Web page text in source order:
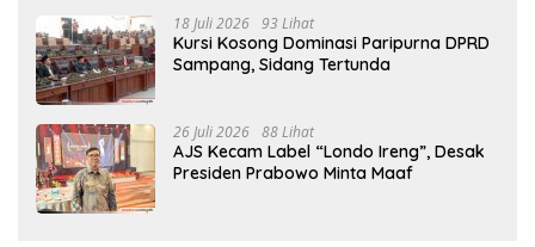
18 Juli 2026 93 Lihat
Kursi Kosong Dominasi Paripurna DPRD
Sampang, Sidang Tertunda
26 Juli 2026 88 Lihat
AJS Kecam Label “Londo Ireng”, Desak
Presiden Prabowo Minta Maaf